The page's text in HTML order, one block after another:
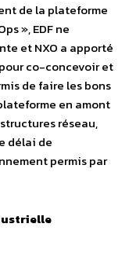
de la plateforme
», EDF ne
et NXO a apporté
co-concevoir et
de faire les bons
en amont
réseau,
délai de
permis par